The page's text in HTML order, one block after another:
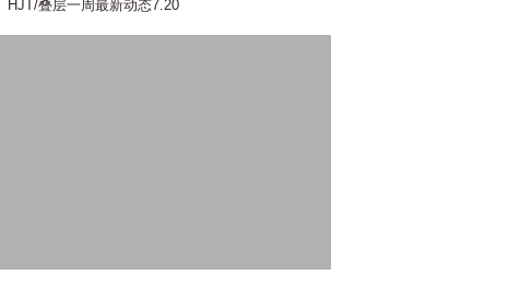
HJT/叠层一周最新动态7.20